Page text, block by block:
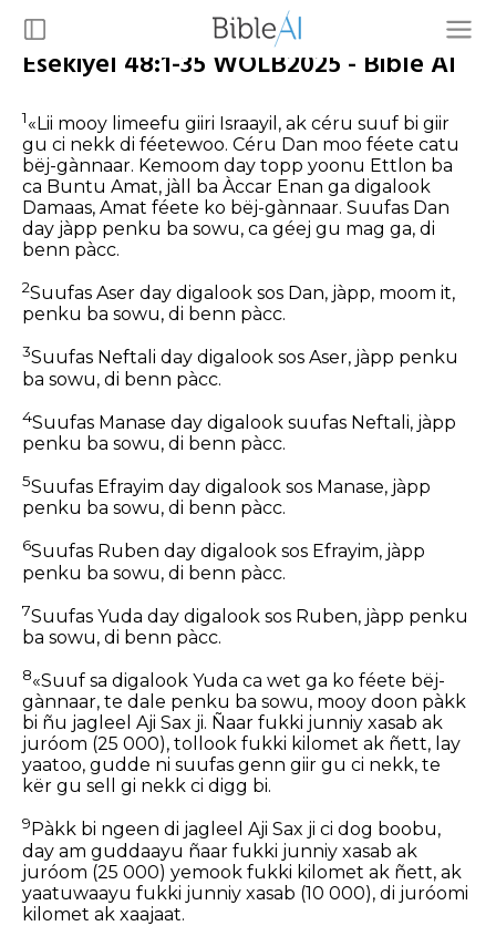
Esekiyel 48:1-35 WOLB2025 - Bible AI
1«Lii mooy limeefu giiri Israayil, ak céru suuf bi giir
gu ci nekk di féetewoo. Céru Dan moo féete catu
bëj-gànnaar. Kemoom day topp yoonu Ettlon ba
ca Buntu Amat, jàll ba Àccar Enan ga digalook
Damaas, Amat féete ko bëj-gànnaar. Suufas Dan
day jàpp penku ba sowu, ca géej gu mag ga, di
benn pàcc.
2Suufas Aser day digalook sos Dan, jàpp, moom it,
penku ba sowu, di benn pàcc.
3Suufas Neftali day digalook sos Aser, jàpp penku
ba sowu, di benn pàcc.
4Suufas Manase day digalook suufas Neftali, jàpp
penku ba sowu, di benn pàcc.
5Suufas Efrayim day digalook sos Manase, jàpp
penku ba sowu, di benn pàcc.
6Suufas Ruben day digalook sos Efrayim, jàpp
penku ba sowu, di benn pàcc.
7Suufas Yuda day digalook sos Ruben, jàpp penku
ba sowu, di benn pàcc.
8«Suuf sa digalook Yuda ca wet ga ko féete bëj-
gànnaar, te dale penku ba sowu, mooy doon pàkk
bi ñu jagleel Aji Sax ji. Ñaar fukki junniy xasab ak
juróom (25 000), tollook fukki kilomet ak ñett, lay
yaatoo, gudde ni suufas genn giir gu ci nekk, te
kër gu sell gi nekk ci digg bi.
9 Pàkk bi ngeen di jagleel Aji Sax ji ci dog boobu,
day am guddaayu ñaar fukki junniy xasab ak
juróom (25 000) yemook fukki kilomet ak ñett, ak
yaatuwaayu fukki junniy xasab (10 000), di juróomi
kilomet ak xaajaat.